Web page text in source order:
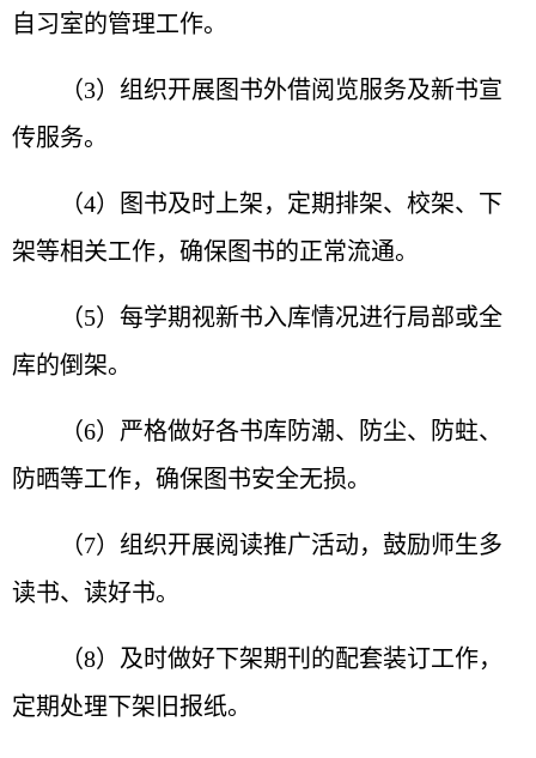
自习室的管理工作。
（3）组织开展图书外借阅览服务及新书宣
传服务。
（4）图书及时上架，定期排架、校架、下
架等相关工作，确保图书的正常流通。
（5）每学期视新书入库情况进行局部或全
库的倒架。
（6）严格做好各书库防潮、防尘、防蛀、
防晒等工作，确保图书安全无损。
（7）组织开展阅读推广活动，鼓励师生多
读书、读好书。
（8）及时做好下架期刊的配套装订工作，
定期处理下架旧报纸。